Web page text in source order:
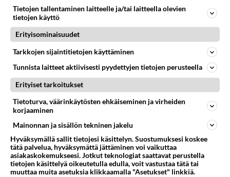
RESEPTIT
Kukkakaalikeitto saa
rakennetta ja makua
sulatejuustosta.
Valkosipuliperunat on monelle
meistä paras juhlaruoan
lisäke.
Mehevä avocadokeitto on
Tietojen tallentaminen laitteelle ja/tai laitteella olevien
tietojen käyttö
Erityisominaisuudet
Tarkkojen sijaintitietojen käyttäminen
Tunnista laitteet aktiivisesti pyydettyjen tietojen perusteella
Erityiset tarkoitukset
Tietoturva, väärinkäytösten ehkäiseminen ja virheiden
korjaaminen
Mainonnan ja sisällön tekninen jakelu
Hyväksymällä sallit tietojesi käsittelyn. Suostumuksesi koskee
tätä palvelua, hyväksymättä jättäminen voi vaikuttaa
asiakaskokemukseesi. Jotkut teknologiat saattavat perustella
tietojen käsittelyä oikeutetulla edulla, voit vastustaa tätä tai
muuttaa muita asetuksia klikkaamalla "Asetukset" linkkiä.